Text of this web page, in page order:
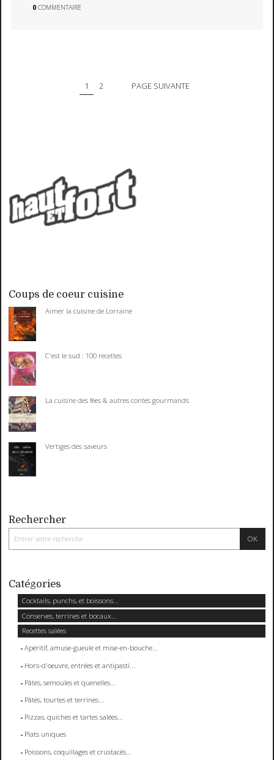
Coups de coeur cuisine
Aimer la cuisine de Lorraine
C'est le sud : 100 recettes
La cuisine des fées & autres contes gourmands
Vertiges des saveurs
Rechercher
Catégories
Cocktails, punchs, et boissons...
Conserves, terrines et bocaux...
Recettes salées
Apéritif, amuse-gueule et mise-en-bouche...
Hors-d'oeuvre, entrées et antipasti...
Pâtes, semoules et quenelles...
Pâtés, tourtes et terrines...
Pizzas, quiches et tartes salées...
Plats uniques
Poissons, coquillages et crustacés...
0 COMMENTAIRE
1 2 PAGE SUIVANTE